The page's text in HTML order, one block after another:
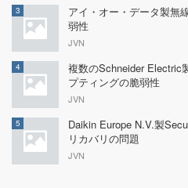
3
アイ・オー・データ製無
弱性
JVN
4
複数のSchneider Electric
プティングの脆弱性
JVN
5
Daikin Europe N.V.製
リカバリの問題
JVN